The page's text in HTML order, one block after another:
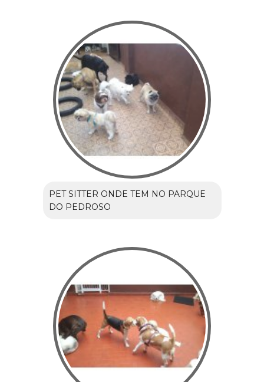
PET SITTER ONDE TEM NO PARQUE
DO PEDROSO